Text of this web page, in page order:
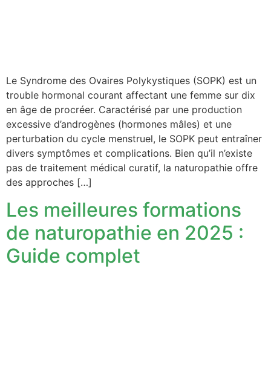
Le Syndrome des Ovaires Polykystiques (SOPK) est un
trouble hormonal courant affectant une femme sur dix
en âge de procréer. Caractérisé par une production
excessive d’androgènes (hormones mâles) et une
perturbation du cycle menstruel, le SOPK peut entraîner
divers symptômes et complications. Bien qu’il n’existe
pas de traitement médical curatif, la naturopathie offre
des approches […]
Les meilleures formations
de naturopathie en 2025 :
Guide complet